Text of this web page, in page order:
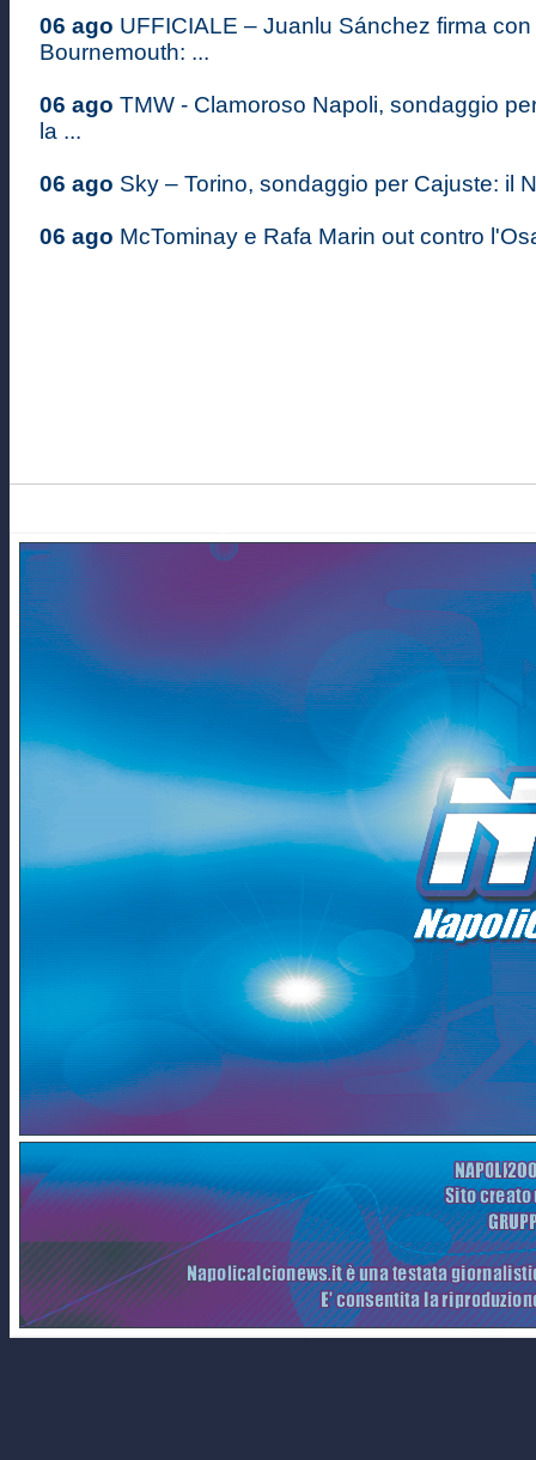
06 ago UFFICIALE – Juanlu Sánchez firma con
Bournemouth: ...
06 ago TMW - Clamoroso Napoli, sondaggio
la ...
06 ago Sky – Torino, sondaggio per Cajuste: il
06 ago McTominay e Rafa Marin out contro